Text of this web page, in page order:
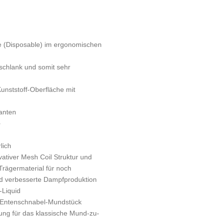
im ergonomischen
und somit sehr
Oberfläche mit
Mesh Coil Struktur und
für noch
verbesserte Dampfproduktion
Liquid
Mundstück
für das klassische Mund-zu-